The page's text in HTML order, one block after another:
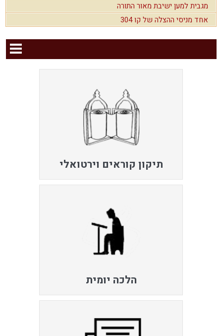
מגבית למען ישיבת מאור התורה
אחד מניסי ההצלה של קו 304
תיקון קוראים וירטואלי
הלכה יומית